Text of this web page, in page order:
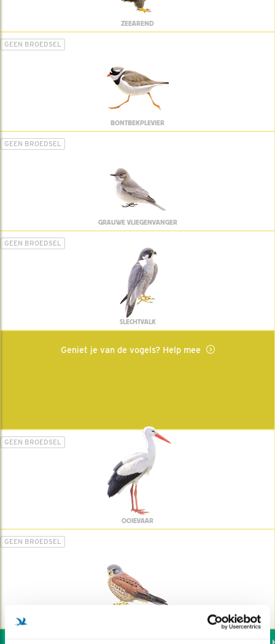
ZEEAREND
GEEN BROEDSEL
BONTBEKPLEVIER
GEEN BROEDSEL
GRAUWE VLIEGENVANGER
GEEN BROEDSEL
SLECHTVALK
Geniet je van de vogels? Help mee
GEEN BROEDSEL
OOIEVAAR
GEEN BROEDSEL